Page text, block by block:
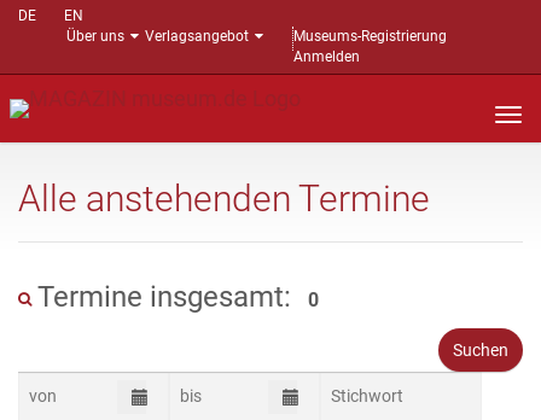
DE
EN
Über uns
Verlagsangebot
Museums-Registrierung
Anmelden
Alle anstehenden Termine
Termine insgesamt: 0